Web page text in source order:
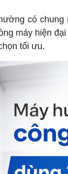
có chung
máy hiện
tối ưu.